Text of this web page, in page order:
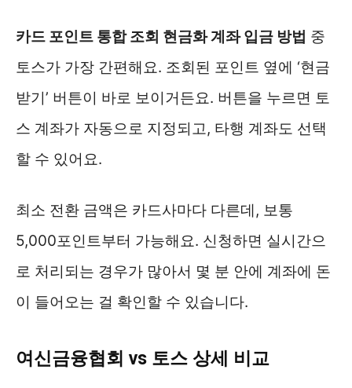
카드 포인트 통합 조회 현금화 계좌 입금 방법 중
토스가 가장 간편해요. 조회된 포인트 옆에 ‘현금
받기’ 버튼이 바로 보이거든요. 버튼을 누르면 토
스 계좌가 자동으로 지정되고, 타행 계좌도 선택
할 수 있어요.
최소 전환 금액은 카드사마다 다른데, 보통
5,000포인트부터 가능해요. 신청하면 실시간으
로 처리되는 경우가 많아서 몇 분 안에 계좌에 돈
이 들어오는 걸 확인할 수 있습니다.
여신금융협회 vs 토스 상세 비교